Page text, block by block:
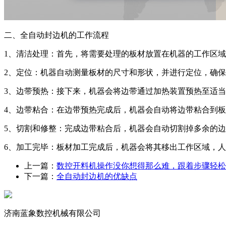
二、全自动封边机的工作流程
1、清洁处理：首先，将需要处理的板材放置在机器的工作区
2、定位：机器自动测量板材的尺寸和形状，并进行定位，确
3、边带预热：接下来，机器会将边带通过加热装置预热至适
4、边带粘合：在边带预热完成后，机器会自动将边带粘合到
5、切割和修整：完成边带粘合后，机器会自动切割掉多余的
6、加工完毕：板材加工完成后，机器会将其移出工作区域，
上一篇： 数控开料机操作没你想得那么难，跟着步骤轻
下一篇： 全自动封边机的优缺点
济南蓝象数控机械有限公司